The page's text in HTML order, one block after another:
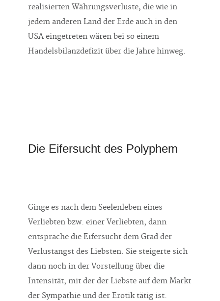
realisierten Währungsverluste, die wie in
jedem anderen Land der Erde auch in den
USA eingetreten wären bei so einem
Handelsbilanzdefizit über die Jahre hinweg.
Die Eifersucht des Polyphem
Ginge es nach dem Seelenleben eines
Verliebten bzw. einer Verliebten, dann
entspräche die Eifersucht dem Grad der
Verlustangst des Liebsten. Sie steigerte sich
dann noch in der Vorstellung über die
Intensität, mit der der Liebste auf dem Markt
der Sympathie und der Erotik tätig ist.